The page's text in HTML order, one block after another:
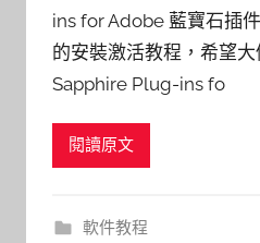
ins for Adobe 藍寶石插
的安裝激活教程，希望
Sapphire Plug-ins fo
閱讀原文
軟件教程